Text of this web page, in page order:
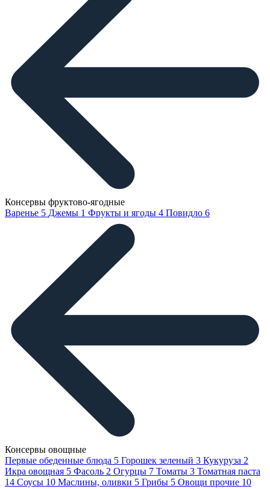
Консервы фруктово-ягодные
Варенье 5 Джемы 1 Фрукты и ягоды 4 Повидло 6
Консервы овощные
Первые обеденные блюда 5 Горошек зеленый 3 Кукуруза 2
Икра овощная 5 Фасоль 2 Огурцы 7 Томаты 3 Томатная паста
14 Соусы 10 Маслины, оливки 5 Грибы 5 Овощи прочие 10